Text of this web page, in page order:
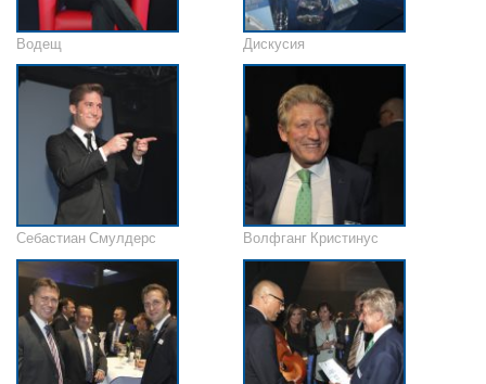
Водещ Дискусия
Себастиан Смулдерс Волфганг Кристинус